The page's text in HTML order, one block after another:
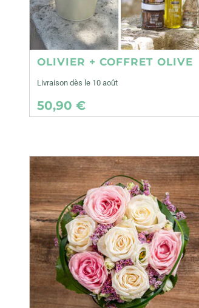
OLIVIER + COFFRET OLIVE
Livraison dès le 10 août
50,90 €